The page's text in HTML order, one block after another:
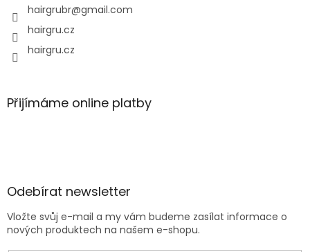
hairgrubr@gmail.com
hairgru.cz
hairgru.cz
Přijímáme online platby
Odebírat newsletter
Vložte svůj e-mail a my vám budeme zasílat informace o
nových produktech na našem e-shopu.